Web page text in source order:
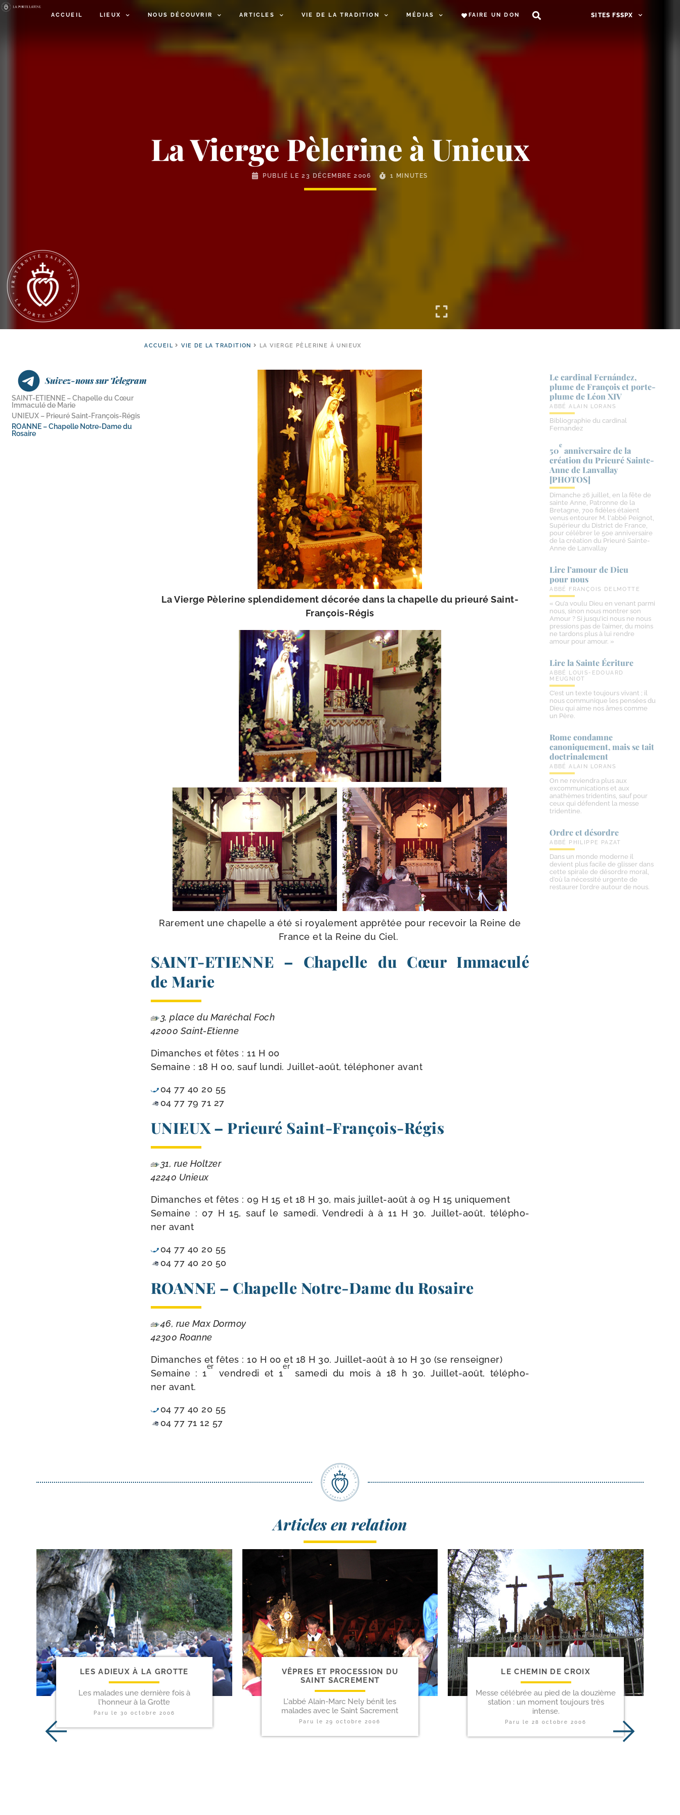
ACCUEIL LIEUX NOUS DÉCOUVRIR ARTICLES VIE DE LA TRADITION MÉDIAS FAIRE UN DON SITES FSSPX
La Vierge Pèlerine à Unieux
PUBLIÉ LE 23 DÉCEMBRE 2006 1 MINUTES
ACCUEIL VIE DE LA TRADITION LA VIERGE PÈLERINE À UNIEUX
Suivez-nous sur Telegram
SAINT-​ETIENNE – Chapelle du Cœur
Immaculé de Marie
UNIEUX – Prieuré Saint-François-Régis
ROANNE – Chapelle Notre-​Dame du
Rosaire
La Vierge Pèlerine splen­di­de­ment déco­rée dans la cha­pelle du prieu­ré Saint-​
François-​Régis
Rarement une cha­pelle a été si roya­le­ment apprê­tée pour rece­voir la Reine de
France et la Reine du Ciel.
SAINT-​ETIENNE – Chapelle du Cœur Immaculé
de Marie
3, place du Maréchal Foch
42000 Saint-​Etienne
Dimanches et fêtes : 11 H 00
Semaine : 18 H 00, sauf lun­di. Juillet-​août, télé­pho­ner avant
04 77 40 20 55
04 77 79 71 27
UNIEUX – Prieuré Saint-François-Régis
31, rue Holtzer
42240 Unieux
Dimanches et fêtes : 09 H 15 et 18 H 30, mais juillet-​août à 09 H 15 uni­que­ment
Semaine : 07 H 15, sauf le same­di. Vendredi à à 11 H 30. Juillet-​août, télé­pho­
ner avant
04 77 40 20 55
04 77 40 20 50
ROANNE – Chapelle Notre-​Dame du Rosaire
46, rue Max Dormoy
42300 Roanne
Dimanches et fêtes : 10 H 00 et 18 H 30. Juillet-​août à 10 H 30 (se ren­sei­gner)
Semaine : 1
er
ven­dre­di et 1
er
same­di du mois à 18 h 30. Juillet-​août, télé­pho­
ner avant.
04 77 40 20 55
04 77 71 12 57
Le cardinal Fernández,
plume de François et porte-​
plume de Léon XIV
ABBÉ ALAIN LORANS
Bibliographie du cardinal
Fernandez
50
e
anniversaire de la
création du Prieuré Sainte-​
Anne de Lanvallay
[PHOTOS]
Dimanche 26 juillet, en la fête de
sainte Anne, Patronne de la
Bretagne, 700 fidèles étaient
venus entourer M. l'abbé Peignot,
Supérieur du District de France,
pour célébrer le 50e anniversaire
de la création du Prieuré Sainte-
Anne de Lanvallay
Lire l’amour de Dieu
pour nous
ABBÉ FRANÇOIS DELMOTTE
« Qu’a voulu Dieu en venant parmi
nous, sinon nous montrer son
Amour ? Si jusqu’ici nous ne nous
pressions pas de l’aimer, du moins
ne tardons plus à lui rendre
amour pour amour. »
Lire la Sainte Écriture
ABBÉ LOUIS-EDOUARD
MEUGNIOT
C’est un texte toujours vivant ; il
nous communique les pensées du
Dieu qui aime nos âmes comme
un Père.
Rome condamne
canoniquement, mais se tait
doctrinalement
ABBÉ ALAIN LORANS
On ne reviendra plus aux
excommunications et aux
anathèmes tridentins, sauf pour
ceux qui défendent la messe
tridentine.
Ordre et désordre
ABBÉ PHILIPPE PAZAT
Dans un monde moderne il
devient plus facile de glisser dans
cette spirale de désordre moral,
d’où la nécessité urgente de
restaurer l’ordre autour de nous.
Articles en relation
LES ADIEUX À LA GROTTE
Les malades une dernière fois à
l'honneur à la Grotte
Paru le 30 octobre 2006
VÊPRES ET PROCESSION DU
SAINT SACREMENT
L'abbé Alain-Marc Nely bénit les
malades avec le Saint Sacrement
Paru le29 octobre 2006
LE CHEMIN DE CROIX
Messe célébrée au pied de la douzième
station : un moment toujours très
intense.
Paru le28 octobre 2006